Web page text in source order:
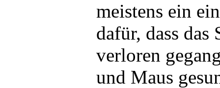
meistens ein
dafür, dass
verloren
und Maus